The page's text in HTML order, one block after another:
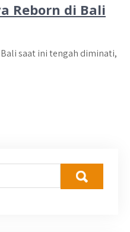
Reborn di Bali
saat ini tengah diminati,